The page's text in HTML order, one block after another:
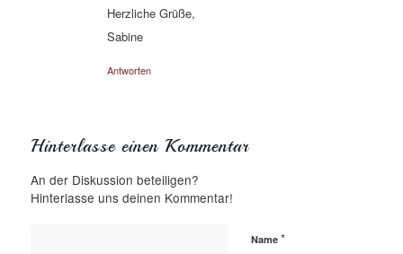
Herzliche Grüße,
Sabine
Antworten
Hinterlasse einen Kommentar
An der Diskussion beteiligen?
Hinterlasse uns deinen Kommentar!
Name *